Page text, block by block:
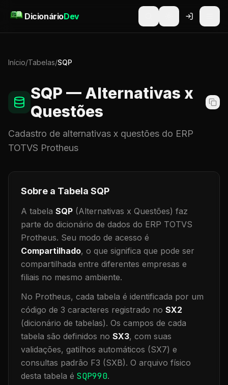
DicionárioDev
Início/Tabelas/SQP
SQP — Alternativas x
Questões
Cadastro de alternativas x questões do ERP
TOTVS Protheus
Sobre a Tabela SQP
A tabela SQP (Alternativas x Questões) faz
parte do dicionário de dados do ERP TOTVS
Protheus. Seu modo de acesso é
Compartilhado, o que significa que pode ser
compartilhada entre diferentes empresas e
filiais no mesmo ambiente.
No Protheus, cada tabela é identificada por um
código de 3 caracteres registrado no SX2
(dicionário de tabelas). Os campos de cada
tabela são definidos no SX3, com suas
validações, gatilhos automáticos (SX7) e
consultas padrão F3 (SXB). O arquivo físico
desta tabela é SQP990.